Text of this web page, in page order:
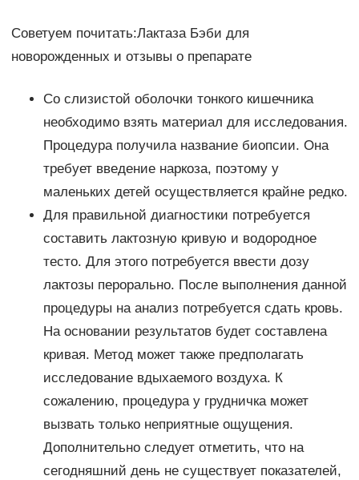
Советуем почитать:Лактаза Бэби для
новорожденных и отзывы о препарате
Со слизистой оболочки тонкого кишечника
необходимо взять материал для исследования.
Процедура получила название биопсии. Она
требует введение наркоза, поэтому у
маленьких детей осуществляется крайне редко.
Для правильной диагностики потребуется
составить лактозную кривую и водородное
тесто. Для этого потребуется ввести дозу
лактозы перорально. После выполнения данной
процедуры на анализ потребуется сдать кровь.
На основании результатов будет составлена
кривая. Метод может также предполагать
исследование вдыхаемого воздуха. К
сожалению, процедура у грудничка может
вызвать только неприятные ощущения.
Дополнительно следует отметить, что на
сегодняшний день не существует показателей,